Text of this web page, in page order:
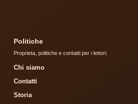
Politiche
Proprieta, politiche e contatti per i lettori.
Chi siamo
Contatti
Storia